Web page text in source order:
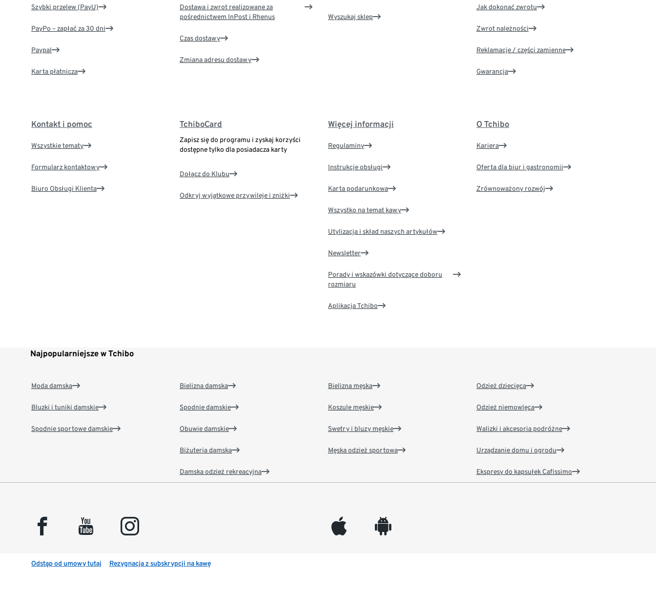
Szybki przelew (PayU)
PayPo – zapłać za 30 dni
Paypal
Karta płatnicza
Dostawa i zwrot realizowane za
pośrednictwem InPost i Rhenus
Czas dostawy
Zmiana adresu dostawy
Wyszukaj sklep
Jak dokonać zwrotu
Zwrot należności
Reklamacje / części zamienne
Gwarancja
Kontakt i pomoc
Wszystkie tematy
Formularz kontaktowy
Biuro Obsługi Klienta
TchiboCard
Zapisz się do programu i zyskaj korzyści
dostępne tylko dla posiadacza karty
Dołącz do Klubu
Odkryj wyjątkowe przywileje i zniżki
Więcej informacji
Regulaminy
Instrukcje obsługi
Karta podarunkowa
Wszystko na temat kawy
Utylizacja i skład naszych artykułów
Newsletter
Porady i wskazówki dotyczące doboru
rozmiaru
Aplikacja Tchibo
O Tchibo
Kariera
Oferta dla biur i gastronomii
Zrównoważony rozwój
Najpopularniejsze w Tchibo
Moda damska
Bluzki i tuniki damskie
Spodnie sportowe damskie
Bielizna damska
Spodnie damskie
Obuwie damskie
Biżuteria damska
Damska odzież rekreacyjna
Bielizna męska
Koszule męskie
Swetry i bluzy męskie
Męska odzież sportowa
Odzież dziecięca
Odzież niemowlęca
Walizki i akcesoria podróżne
Urządzanie domu i ogrodu
Ekspresy do kapsułek Cafissimo
facebook youtube instagram appleinc android
Odstąp od umowy tutaj Rezygnacja z subskrypcji na kawę